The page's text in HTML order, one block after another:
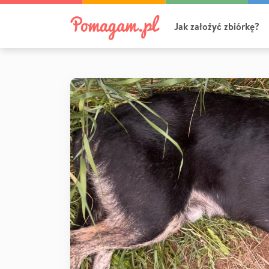
Jak założyć zbiórkę?